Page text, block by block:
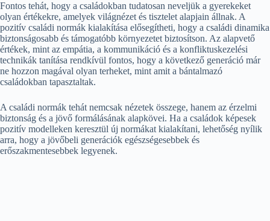
Fontos tehát, hogy a családokban tudatosan neveljük a gyerekeket
olyan értékekre, amelyek világnézet és tisztelet alapjain állnak. A
pozitív családi normák kialakítása elősegítheti, hogy a családi dinamika
biztonságosabb és támogatóbb környezetet biztosítson. Az alapvető
értékek, mint az empátia, a kommunikáció és a konfliktuskezelési
technikák tanítása rendkívül fontos, hogy a következő generáció már
ne hozzon magával olyan terheket, mint amit a bántalmazó
családokban tapasztaltak.
A családi normák tehát nemcsak nézetek összege, hanem az érzelmi
biztonság és a jövő formálásának alapkövei. Ha a családok képesek
pozitív modelleken keresztül új normákat kialakítani, lehetőség nyílik
arra, hogy a jövőbeli generációk egészségesebbek és
erőszakmentesebbek legyenek.